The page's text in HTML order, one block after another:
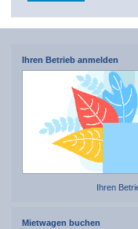
Ihren Betrieb anmelden
Ihren
Mietwagen buchen